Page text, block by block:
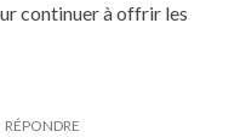
continuer à offrir les
RÉPONDRE